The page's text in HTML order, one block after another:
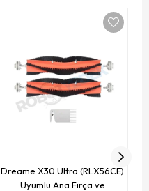
Dreame X30 Ultra (RLX56CE)
Uyumlu Ana Fırça ve